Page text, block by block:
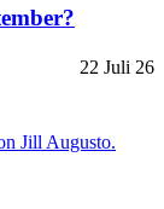
22 Juli 26